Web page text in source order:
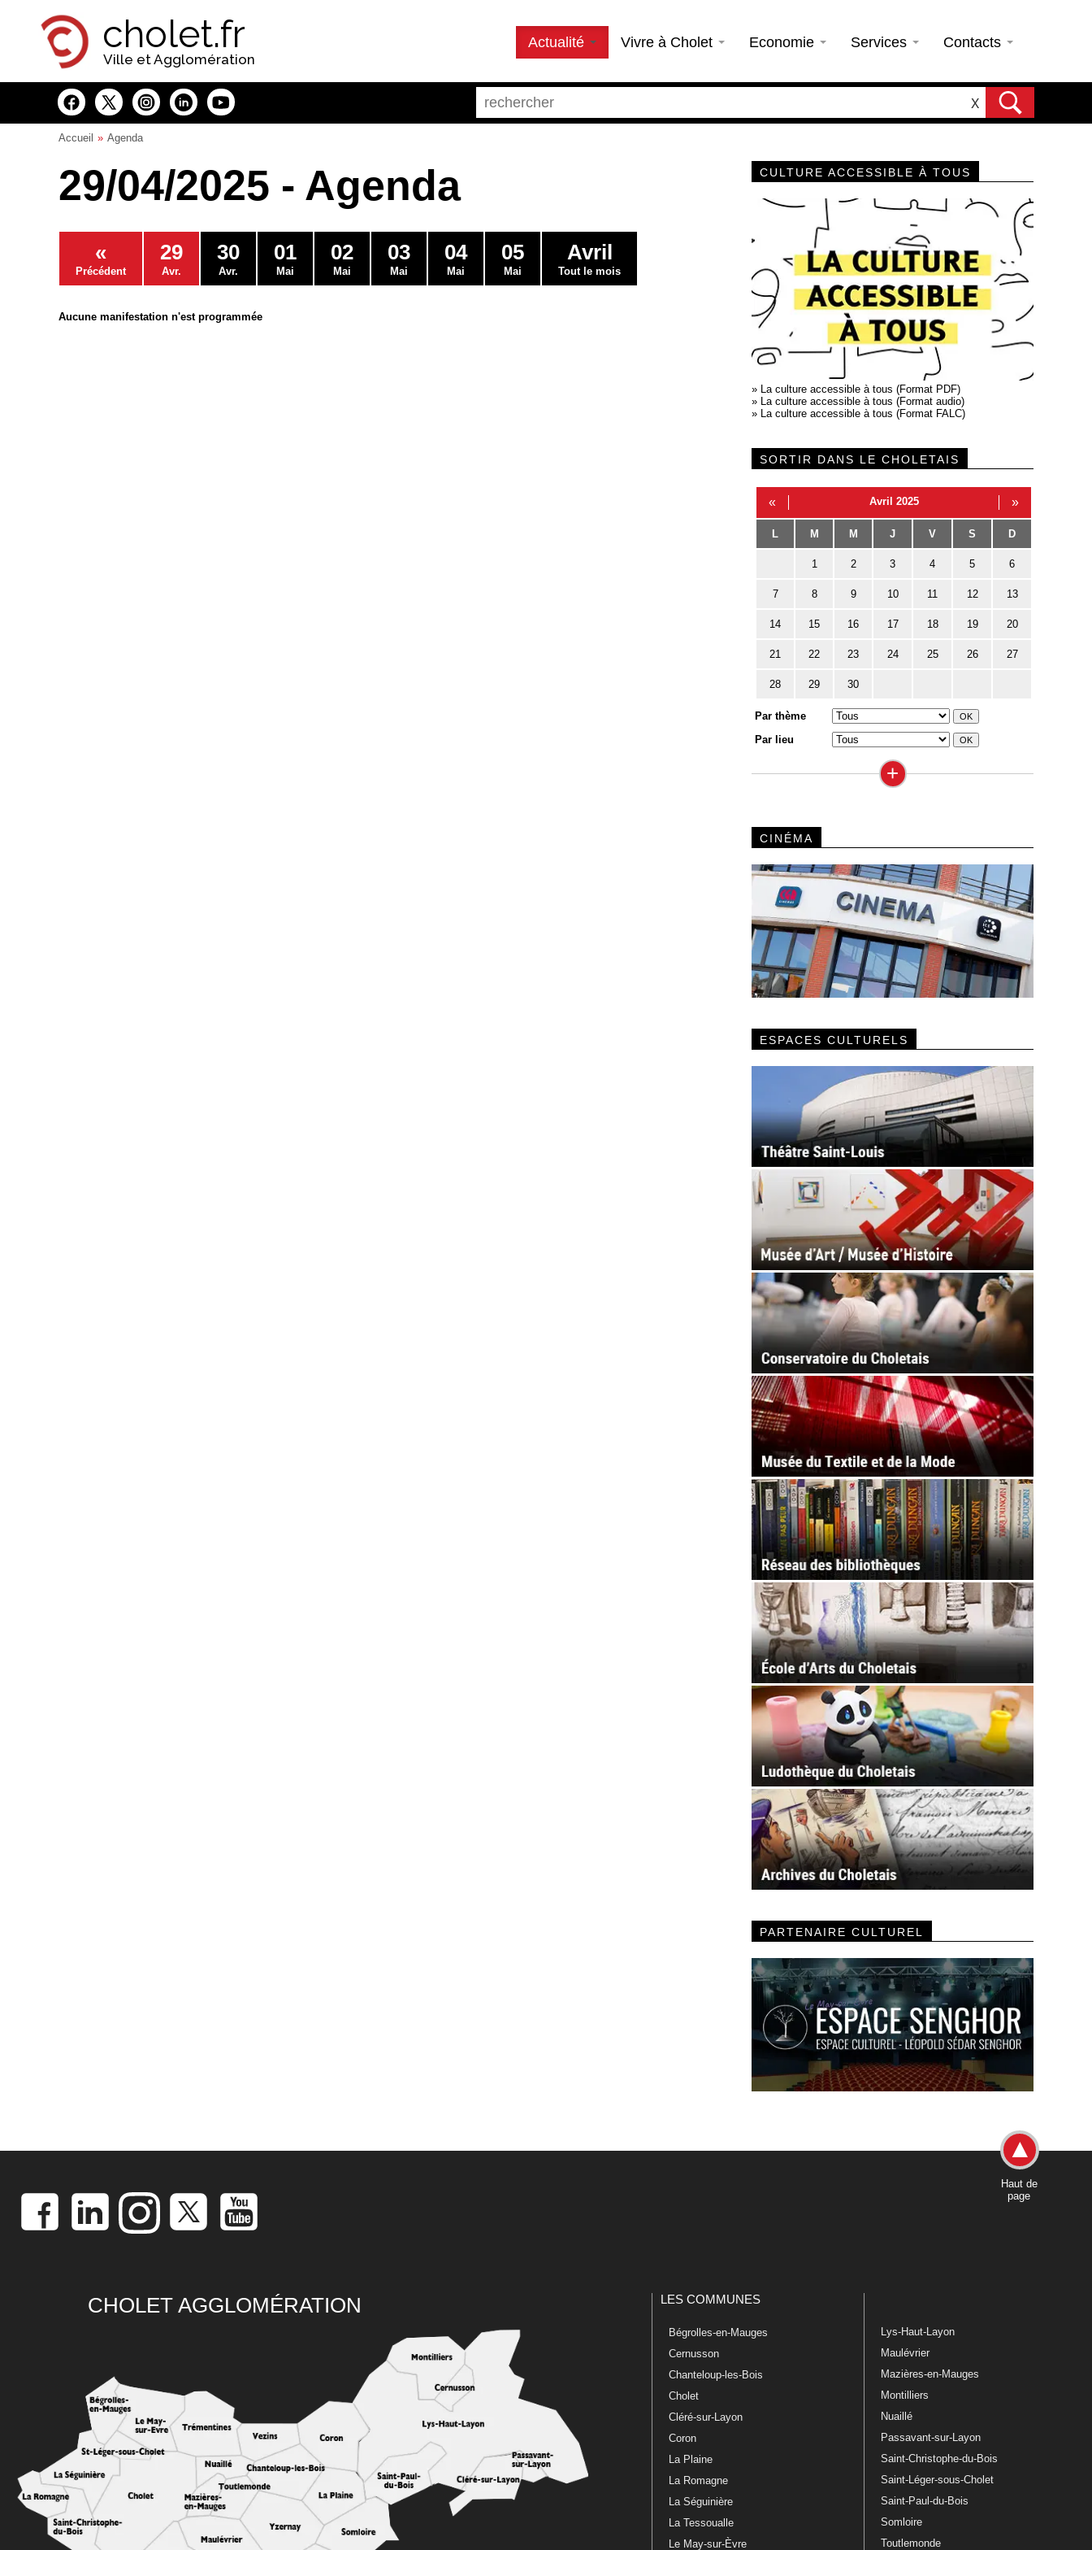
cholet.fr
Ville et Agglomération
Actualité Vivre à Cholet Economie Services Contacts
X
Accueil Agenda
29/04/2025 - Agenda
«
Précédent
29
Avr.
30
Avr.
01
Mai
02
Mai
03
Mai
04
Mai
05
Mai
Avril
Tout le mois
Aucune manifestation n'est programmée
CULTURE ACCESSIBLE À TOUS
» La culture accessible à tous (Format PDF)
» La culture accessible à tous (Format audio)
» La culture accessible à tous (Format FALC)
SORTIR DANS LE CHOLETAIS
« Avril 2025 »
L M M J V S D
1 2 3 4 5 6
7 8 9 10 11 12 13
14 15 16 17 18 19 20
21 22 23 24 25 26 27
28 29 30
Par thème
Par lieu
+
CINÉMA
ESPACES CULTURELS
PARTENAIRE CULTUREL
Haut de
page
CHOLET AGGLOMÉRATION LES COMMUNES
Bégrolles-en-Mauges
Cernusson
Chanteloup-les-Bois
Cholet
Cléré-sur-Layon
Coron
La Plaine
La Romagne
La Séguinière
La Tessoualle
Le May-sur-Èvre
Lys-Haut-Layon
Maulévrier
Mazières-en-Mauges
Montilliers
Nuaillé
Passavant-sur-Layon
Saint-Christophe-du-Bois
Saint-Léger-sous-Cholet
Saint-Paul-du-Bois
Somloire
Toutlemonde